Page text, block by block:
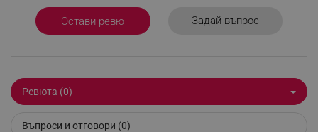
Остави ревю Задай въпрос
Ревюта (0)
Въпроси и отговори (0)
_sgf_npq .alleop.bg